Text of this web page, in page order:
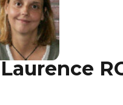
Laurence